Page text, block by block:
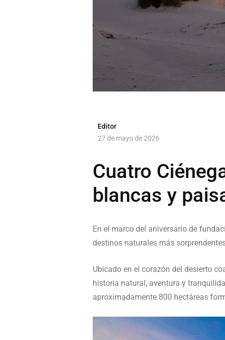
Editor
27 de mayo de 2026
Cuatro
blancas y
En el marco del aniversario de
destinos naturales más
Ubicado en el corazón del desierto
historia natural, aventura y
aproximadamente 800 hectáreas